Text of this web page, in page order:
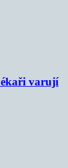
varují